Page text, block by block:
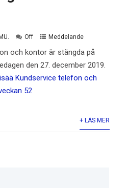
Off Meddelande
och kontor är stängda på
den 27. december 2019.
Kundservice telefon och
52
+ LÄS MER